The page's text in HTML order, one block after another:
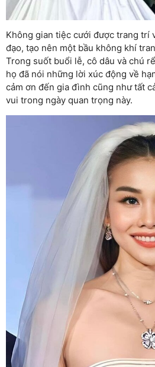
Không gian tiệc cưới được trang trí
đạo, tạo nên một bầu không khí
Trong suốt buổi lễ, cô dâu và chú
họ đã nói những lời xúc động về
cảm ơn đến gia đình cũng như tất
vui trong ngày quan trọng này.